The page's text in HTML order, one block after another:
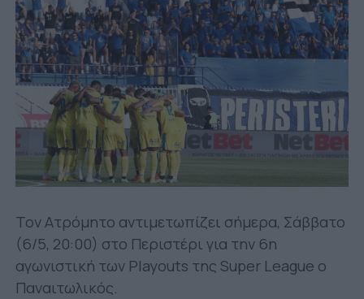
Τον Ατρόμητο αντιμετωπίζει σήμερα, Σάββατο
(6/5, 20:00) στο Περιστέρι για την 6η
αγωνιστική των Playouts της Super League ο
Παναιτωλικός.